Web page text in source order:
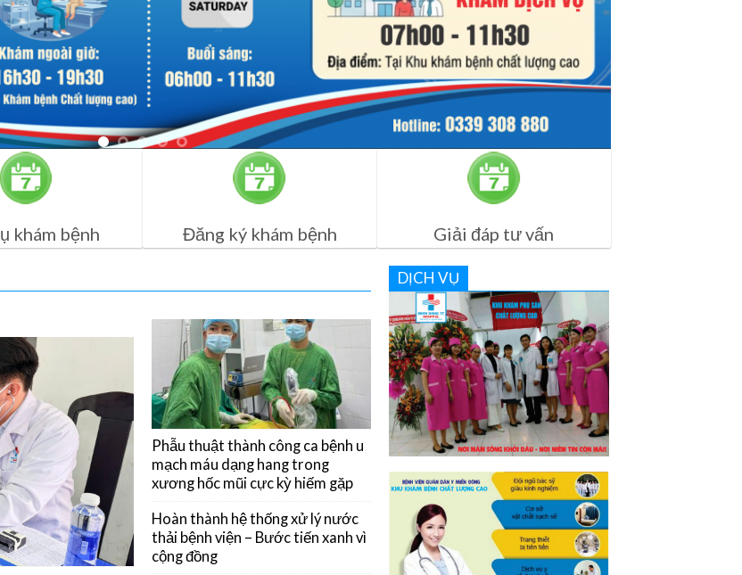
khám bệnh Đăng ký khám bệnh Giải đáp tư vấn
Phẫu thuật thành công ca bệnh u
mạch máu dạng hang trong
xương hốc mũi cực kỳ hiếm gặp
Hoàn thành hệ thống xử lý nước
thải bệnh viện – Bước tiến xanh vì
cộng đồng
DỊCH VỤ